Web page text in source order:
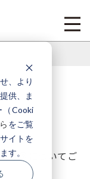
、より
供、ま
Cooki
をご覧
イトを
す。事例についてご